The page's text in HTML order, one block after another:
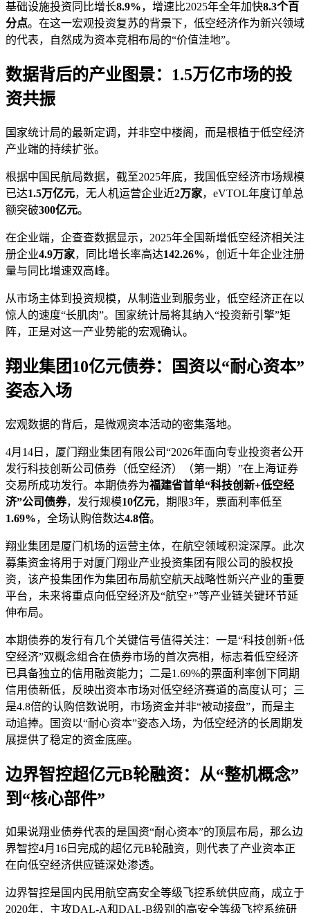
基础设施投资同比增长8.9%，增速比2025年全年加快8.3个百
分点。在这一宏观投资复苏的背景下，低空经济作为新兴领域
的代表，自然成为资本竞相布局的“价值洼地”。
数据背后的产业图景：1.5万亿市场的投
资共振
国家统计局的最新定调，并非空中楼阁，而是根植于低空经济
产业端的持续扩张。
根据中国民航局数据，截至2025年底，我国低空经济市场规模
已达1.5万亿元，无人机运营企业近2万家，eVTOL年度订单总
额突破300亿元。
在企业端，企查查数据显示，2025年全国新增低空经济相关注
册企业4.9万家，同比增长率高达142.26%，创近十年企业注册
量与同比增速双高峰。
从市场主体到投资规模，从制造业到服务业，低空经济正在以
惊人的速度“长肌肉”。国家统计局将其纳入“投资新引擎”矩
阵，正是对这一产业势能的宏观确认。
翔业集团10亿元债券：国资以“耐心资本”
姿态入场
宏观数据的背后，是微观资本活动的密集落地。
4月14日，厦门翔业集团有限公司“2026年面向专业投资者公开
发行科技创新公司债券（低空经济）（第一期）”在上海证券
交易所成功发行。本期债券为福建省首单“科技创新+低空经
济”公司债券，发行规模10亿元，期限3年，票面利率低至
1.69%，全场认购倍数达4.8倍。
翔业集团是厦门机场的运营主体，在航空领域积淀深厚。此次
募集资金将用于对厦门翔业产业投资集团有限公司的股权投
资，该产投集团作为集团布局航空航天战略性新兴产业的重要
平台，未来将重点向低空经济及“航空+”等产业链关键环节延
伸布局。
本期债券的发行有几个关键信号值得关注：一是“科技创新+低
空经济”双概念组合在债券市场的首次亮相，标志着低空经济
已具备独立的信用融资能力；二是1.69%的票面利率创下同期
信用债新低，反映出资本市场对低空经济赛道的高度认可；三
是4.8倍的认购倍数说明，市场资金并非“被动接盘”，而是主
动追捧。国资以“耐心资本”姿态入场，为低空经济的长周期发
展提供了稳定的资金底座。
边界智控超亿元B轮融资：从“整机概念”
到“核心部件”
如果说翔业债券代表的是国资“耐心资本”的顶层布局，那么边
界智控4月16日完成的超亿元B轮融资，则代表了产业资本正
在向低空经济供应链深处渗透。
边界智控是国内民用航空高安全等级飞控系统供应商，成立于
2020年，主攻DAL-A和DAL-B级别的高安全等级飞控系统研